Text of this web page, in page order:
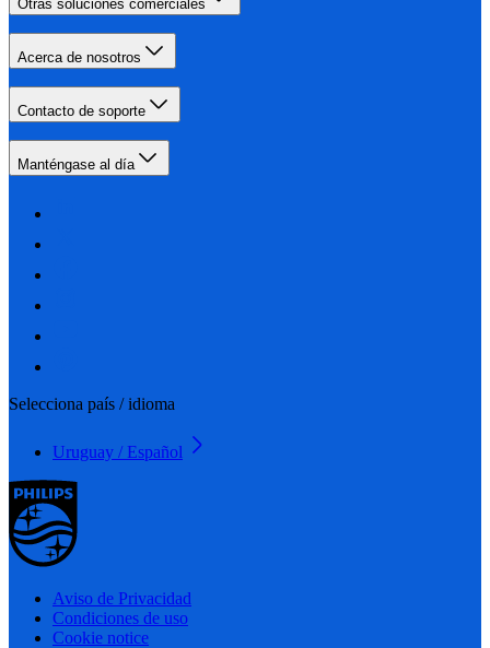
Otras soluciones comerciales
Acerca de nosotros
Contacto de soporte
Manténgase al día
Selecciona país / idioma
Uruguay / Español
Aviso de Privacidad
Condiciones de uso
Cookie notice